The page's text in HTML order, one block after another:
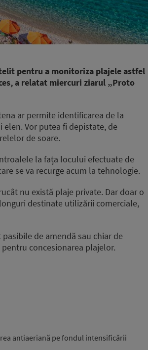
pentru a monitoriza plajele astfel
a relatat miercuri ziarul „Proto
ar permite identificarea de la
Vor putea fi depistate, de
de soare.
la fața locului efectuate de
se va recurge acum la tehnologie.
nu există plaje private. Dar doar o
destinate utilizării comerciale,
de amendă sau chiar de
concesionarea plajelor.
antiaeriană pe fondul intensificării